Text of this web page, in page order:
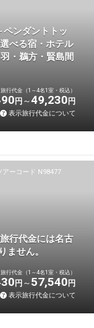
ペンダントトッ
べる宿・ホテル
・鵜方・賢島間
行代金（1～4名1室・税込）
円 49,230 円
表示旅行代金について
アーコード N98477
代金には名古
ません。
行代金（1～4名1室・税込）
円 57,540 円
表示旅行代金について